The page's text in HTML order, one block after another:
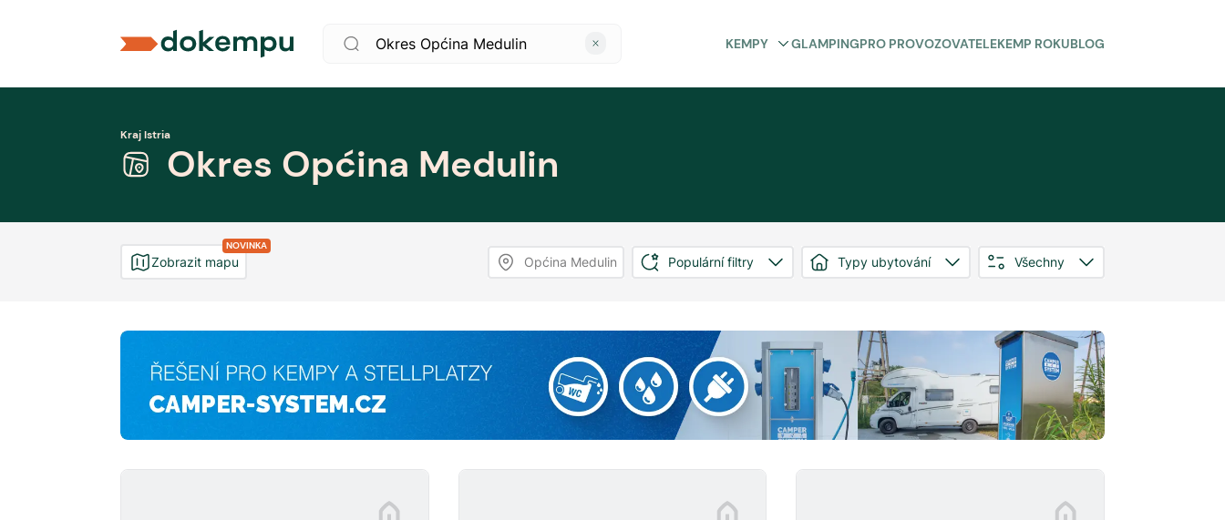
KEMPY GLAMPINGPRO PROVOZOVATELEKEMP ROKUBLOG
Kraj Istria
Okres Općina Medulin
NOVINKA
Zobrazit mapu Općina Medulin Populární filtry Typy ubytování Všechny